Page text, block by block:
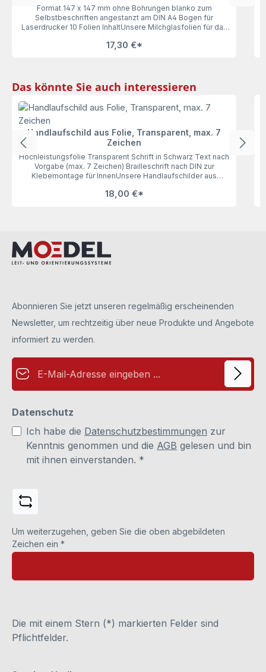
Format 147 x 147 mm ohne Bohrungen blanko zum
Selbstbeschriften angestanzt am DIN A4 Bogen für
Laserdrucker 10 Folien InhaltUnsere Milchglasfolien für das
Wünsche offen. Geeignet für Laserdrucker, ohne
17,30 €*
Produktgalerie überspringen
Das könnte Sie auch interessieren
Handlaufschild aus Folie, Transparent, max. 7
Zeichen
Hochleistungsfolie Transparent Schrift in Schwarz Text nach
Vorgabe (max. 7 Zeichen) Brailleschrift nach DIN zur
Klebemontage für InnenUnsere Handlaufschilder aus
sind praxisbewährt. Angebracht an Handläufen bei
18,00 €*
Abonnieren Sie jetzt unseren regelmäßig erscheinenden
Newsletter, um rechtzeitig über neue Produkte und Angebote
informiert zu werden.
E-Mail-Adresse*
Datenschutz
Ich habe die Datenschutzbestimmungen zur
Kenntnis genommen und die AGB gelesen und bin
mit ihnen einverstanden. *
Um weiterzugehen, geben Sie die oben abgebildeten
Zeichen ein *
Die mit einem Stern (*) markierten Felder sind
Pflichtfelder.